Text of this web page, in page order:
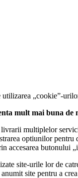
„cookie”-
mult mai buna de
multiplelor
optiunilor
accesarea butonului
site-urile lor de
site pentru a